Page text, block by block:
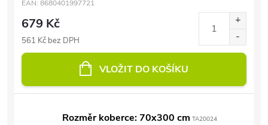
EAN: 8680401997721
679 Kč
561 Kč bez DPH
VLOŽIT DO KOŠÍKU
Rozměr koberce: 70x300 cm TA20024